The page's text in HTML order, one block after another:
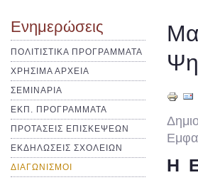
Ενημερώσεις
ΠΟΛΙΤΙΣΤΙΚΑ ΠΡΟΓΡΑΜΜΑΤΑ
ΧΡΗΣΙΜΑ ΑΡΧΕΙΑ
ΣΕΜΙΝΑΡΙΑ
ΕΚΠ. ΠΡΟΓΡΑΜΜΑΤΑ
ΠΡΟΤΑΣΕΙΣ ΕΠΙΣΚΕΨΕΩΝ
ΕΚΔΗΛΩΣΕΙΣ ΣΧΟΛΕΙΩΝ
ΔΙΑΓΩΝΙΣΜΟΙ
Η